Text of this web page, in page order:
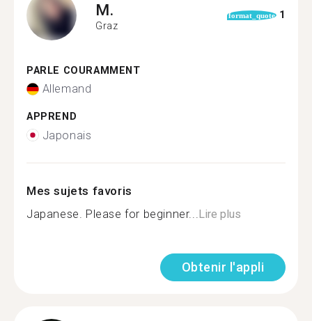
M.
Graz
format_quote 1
PARLE COURAMMENT
Allemand
APPREND
Japonais
Mes sujets favoris
Japanese. Please for beginner... Lire plus
Obtenir l'appli